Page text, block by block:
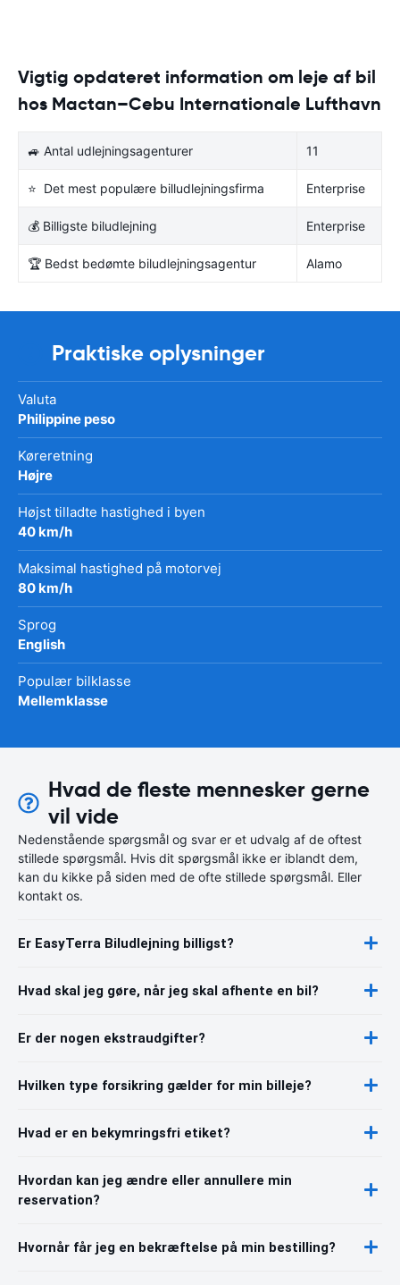
Vigtig opdateret information om leje af bil
hos Mactan–Cebu Internationale Lufthavn
🚙 Antal udlejningsagenturer 11
⭐ Det mest populære billudlejningsfirma Enterprise
💰 Billigste biludlejning Enterprise
🏆 Bedst bedømte biludlejningsagentur Alamo
Praktiske oplysninger
Valuta
Philippine peso
Køreretning
Højre
Højst tilladte hastighed i byen
40 km/h
Maksimal hastighed på motorvej
80 km/h
Sprog
English
Populær bilklasse
Mellemklasse
Hvad de fleste mennesker gerne
vil vide
Nedenstående spørgsmål og svar er et udvalg af de oftest
stillede spørgsmål. Hvis dit spørgsmål ikke er iblandt dem,
kan du kikke på siden med de ofte stillede spørgsmål. Eller
kontakt os.
Er EasyTerra Biludlejning billigst?
Hvad skal jeg gøre, når jeg skal afhente en bil?
Er der nogen ekstraudgifter?
Hvilken type forsikring gælder for min billeje?
Hvad er en bekymringsfri etiket?
Hvordan kan jeg ændre eller annullere min
reservation?
Hvornår får jeg en bekræftelse på min bestilling?